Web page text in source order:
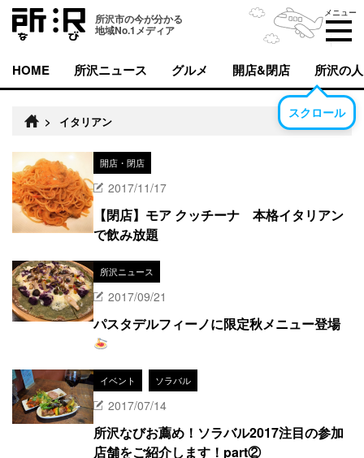
所沢市の今が分かる
地域No.1メディア
メニュー
HOME 所沢ニュース グルメ 開店&閉店 所沢の人
スクロール
> イタリアン
開店・閉店
2017/11/17
【閉店】モア クッチーナ 本格イタリアン
で飲み放題
所沢ニュース
2017/09/21
パスタデルフィーノに限定秋メニュー登場
イベント ソラバル
2017/07/14
所沢なびお薦め！ソラバル2017注目の参加
店舗をご紹介します！part②